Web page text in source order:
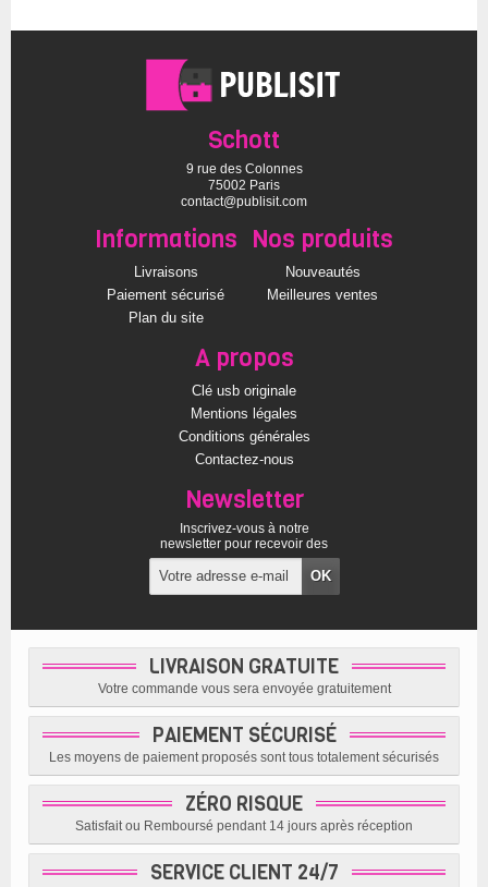
Schott
9 rue des Colonnes
75002 Paris
contact@publisit.com
Informations
Livraisons
Paiement sécurisé
Plan du site
Nos produits
Nouveautés
Meilleures ventes
A propos
Clé usb originale
Mentions légales
Conditions générales
Contactez-nous
Newsletter
Inscrivez-vous à notre
newsletter pour recevoir des
offres exclusives
LIVRAISON GRATUITE
Votre commande vous sera envoyée gratuitement
PAIEMENT SÉCURISÉ
Les moyens de paiement proposés sont tous totalement sécurisés
ZÉRO RISQUE
Satisfait ou Remboursé pendant 14 jours après réception
SERVICE CLIENT 24/7